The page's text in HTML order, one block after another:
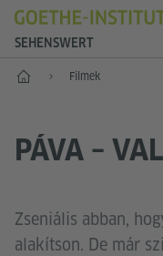
SEHENSWERT
SzemrevalóFilmek
PÁVA –
Zseniális abban,
alakítson. De már